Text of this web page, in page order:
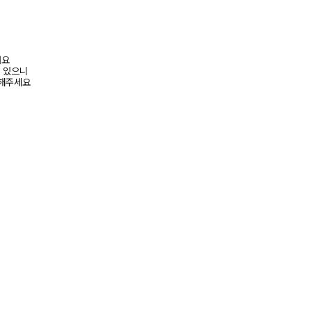
으니
주세요